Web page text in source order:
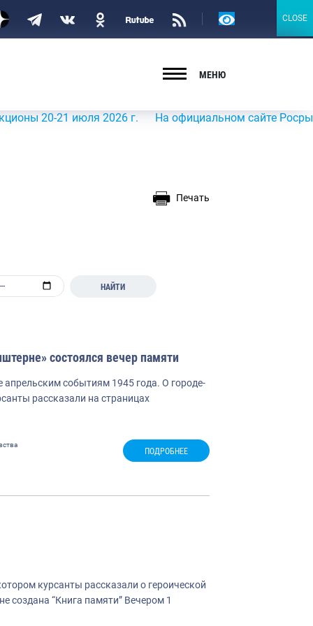
Версия
МЕНЮ
21 июля 2026 г. На официальном сайте
Печать
НАЙТИ
состоялся вечер памяти
событиям 1945 года. О городе-
рассказали на страницах
ПОДРОБНЕЕ
курсанты рассказали о героической
создана “Книга памяти” Вечером 1
CLOSE
CLOSE